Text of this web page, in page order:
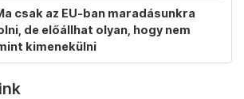
csak az EU-ban maradásunkra
de előállhat olyan, hogy nem
kimenekülni